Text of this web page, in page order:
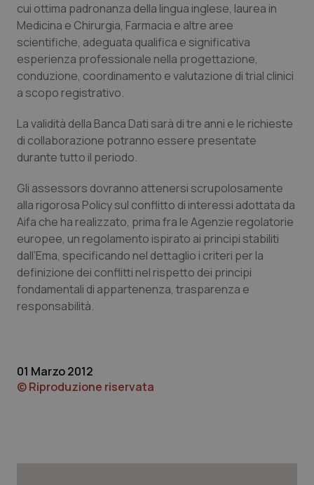
Lazio
Liguria
Lombardia
Marche
Molise
Piemonte
Provincia Autonoma di Bolzano
Provincia Autonoma di Trento
Puglia
Sicilia
Diabete & glucometri
Disturbi dell’umore
Dolore
Donna & Salute
Epatiti
HIV
Infezioni & Febbre
Ipertensione & Scompenso
Malattie rare
Neuroscienze & patologie neurodegenerative
cui ottima padronanza della lingua inglese, laurea in
Medicina e Chirurgia, Farmacia e altre aree
scientifiche, adeguata qualifica e significativa
esperienza professionale nella progettazione,
conduzione, coordinamento e valutazione di trial clinici
a scopo registrativo.
La validità della Banca Dati sarà di tre anni e le richieste
di collaborazione potranno essere presentate
durante tutto il periodo.
Gli assessors dovranno attenersi scrupolosamente
alla rigorosa Policy sul conflitto di interessi adottata da
Aifa che ha realizzato, prima fra le Agenzie regolatorie
europee, un regolamento ispirato ai principi stabiliti
dall’Ema, specificando nel dettaglio i criteri per la
definizione dei conflitti nel rispetto dei principi
fondamentali di appartenenza, trasparenza e
responsabilità.
01 Marzo 2012
© Riproduzione riservata